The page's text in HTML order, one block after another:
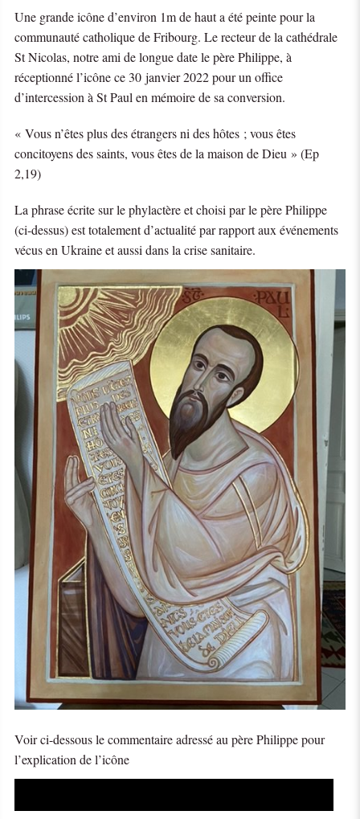
Une grande icône d’environ 1m de haut a été peinte pour la
communauté catholique de Fribourg. Le recteur de la cathédrale
St Nicolas, notre ami de longue date le père Philippe, à
réceptionné l’icône ce 30 janvier 2022 pour un office
d’intercession à St Paul en mémoire de sa conversion.
« Vous n’êtes plus des étrangers ni des hôtes ; vous êtes
concitoyens des saints, vous êtes de la maison de Dieu » (Ep
2,19)
La phrase écrite sur le phylactère et choisi par le père Philippe
(ci-dessus) est totalement d’actualité par rapport aux événements
vécus en Ukraine et aussi dans la crise sanitaire.
Voir ci-dessous le commentaire adressé au père Philippe pour
l’explication de l’icône